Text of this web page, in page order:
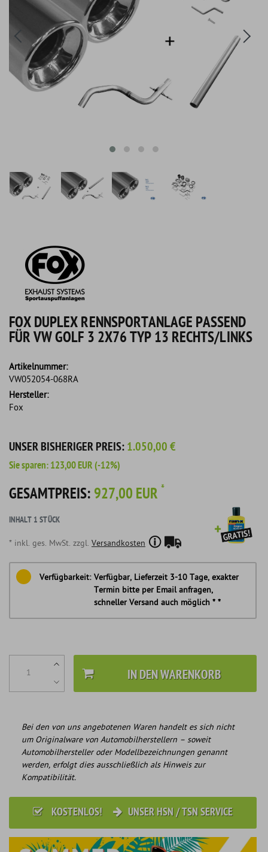
FOX DUPLEX RENNSPORTANLAGE PASSEND
FÜR VW GOLF 3 2X76 TYP 13 RECHTS/LINKS
Artikelnummer:
VW052054-068RA
Hersteller:
Fox
UNSER BISHERIGER PREIS:1.050,00 €
Sie sparen:123,00 EUR(-12%)
GESAMTPREIS: 927,00 EUR *
INHALT 1STÜCK
* inkl. ges. MwSt. zzgl. Versandkosten
Verfügbarkeit: Verfügbar, Lieferzeit 3-10 Tage, exakter
Termin bitte per Email anfragen,
schneller Versand auch möglich * *
IN DEN WARENKORB
Bei den von uns angebotenen Waren handelt es sich nicht
um Originalware von Automobilherstellern – soweit
Automobilhersteller oder Modellbezeichnungen genannt
werden, erfolgt dies ausschließlich als Hinweis zur
Kompatibilität.
KOSTENLOS! UNSER HSN / TSN SERVICE